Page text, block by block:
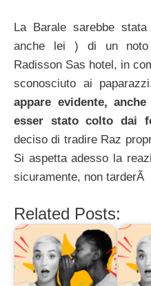
La Barale sarebbe
anche lei ) di un noto
Radisson Sas hotel, in
sconosciuto ai
appare evidente,
esser stato colto dai
deciso di tradire Raz
Si aspetta adesso la
sicuramente, non tarderÃ
Related Posts: